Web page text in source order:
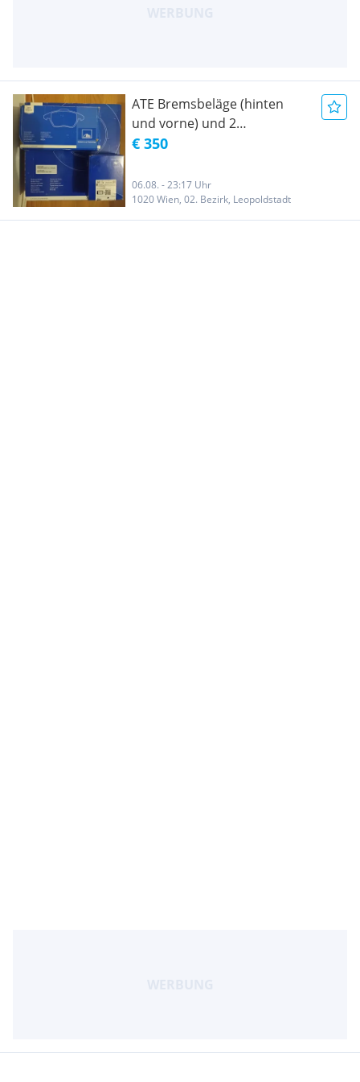
ATE Bremsbeläge (hinten
und vorne) und 2
Bremsscheibe (vorne)
€ 350
06.08. - 23:17 Uhr
1020 Wien, 02. Bezirk, Leopoldstadt